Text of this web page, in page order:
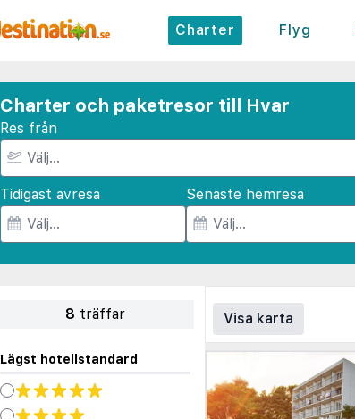
Charter Flyg
Charter och paketresor till Hvar
Res från
Tidigast avresa Senaste hemresa
8 träffar
Lägst hotellstandard
Visa karta